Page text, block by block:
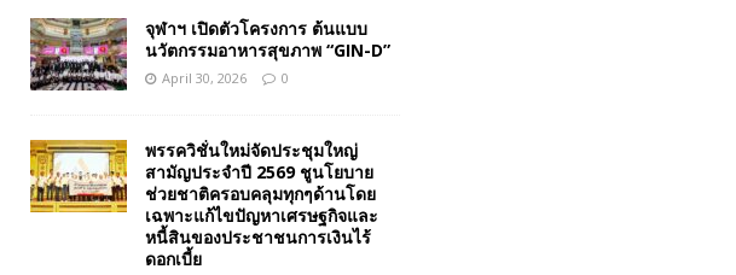
จุฬาฯ เปิดตัวโครงการ ต้นแบบ
นวัตกรรมอาหารสุขภาพ “GIN-D”
April 30, 2026 0
พรรควิชั่นใหม่จัดประชุมใหญ่
สามัญประจำปี 2569 ชูนโยบาย
ช่วยชาติครอบคลุมทุกๆด้านโดย
เฉพาะแก้ไขปัญหาเศรษฐกิจและ
หนี้สินของประชาชนการเงินไร้
ดอกเบี้ย